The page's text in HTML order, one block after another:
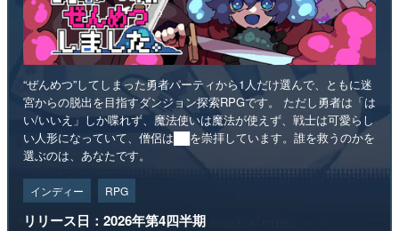
“ぜんめつ”してしまった勇者パーティから1人だけ選んで、ともに迷
宮からの脱出を目指すダンジョン探索RPGです。 ただし勇者は「は
い/いいえ」しか喋れず、魔法使いは魔法が使えず、戦士は可愛らし
い人形になっていて、僧侶は██を崇拝しています。誰を救うのかを
選ぶのは、あなたです。
インディー RPG
リリース日：2026年第4四半期